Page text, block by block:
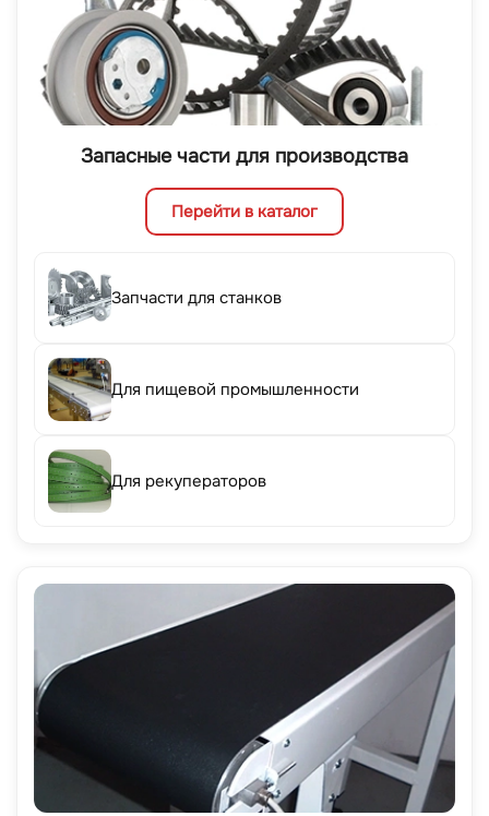
Запасные части для производства
Перейти в каталог
Запчасти для станков
Для пищевой промышленности
Для рекуператоров